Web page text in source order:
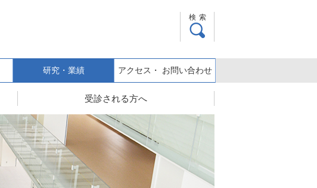
検索
研究・業績 アクセス・ お問い合わせ
受診される方へ